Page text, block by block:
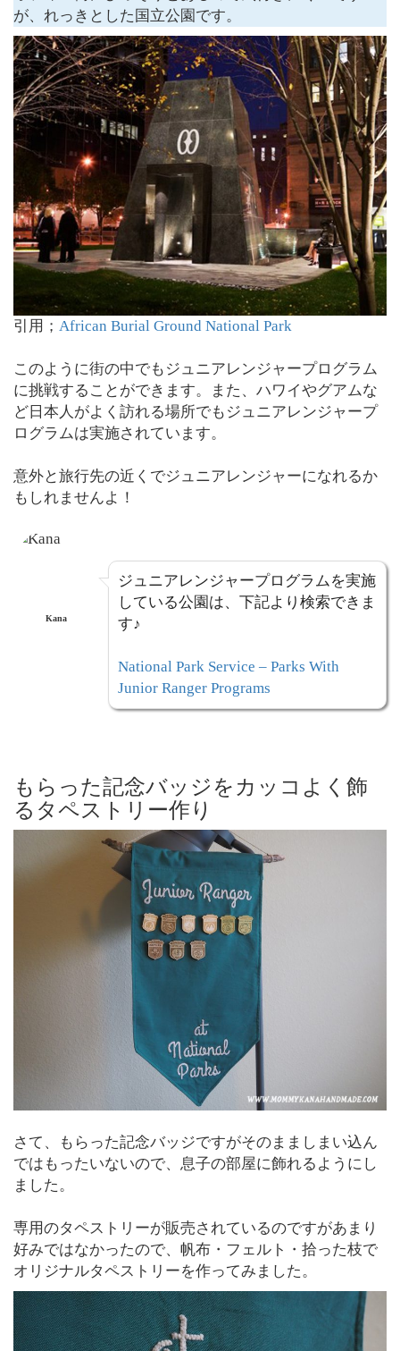
が、れっきとした国立公園です。
引用； African Burial Ground National Park
このように街の中でもジュニアレンジャープログラム
に挑戦することができます。また、ハワイやグアムな
ど日本人がよく訪れる場所でもジュニアレンジャープ
ログラムは実施されています。
意外と旅行先の近くでジュニアレンジャーになれるか
もしれませんよ！
Kana
ジュニアレンジャープログラムを実施
している公園は、下記より検索できま
す♪
National Park Service – Parks With
Junior Ranger Programs
もらった記念バッジをカッコよく飾
るタペストリー作り
さて、もらった記念バッジですがそのまましまい込ん
ではもったいないので、息子の部屋に飾れるようにし
ました。
専用のタペストリーが販売されているのですがあまり
好みではなかったので、帆布・フェルト・拾った枝で
オリジナルタペストリーを作ってみました。